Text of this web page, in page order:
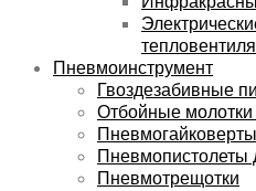
Пневмоинструмент
Гвоздезабивные
Отбойные
Пневмогайковерты
Пневмопистолеты
Пневмотрещотки